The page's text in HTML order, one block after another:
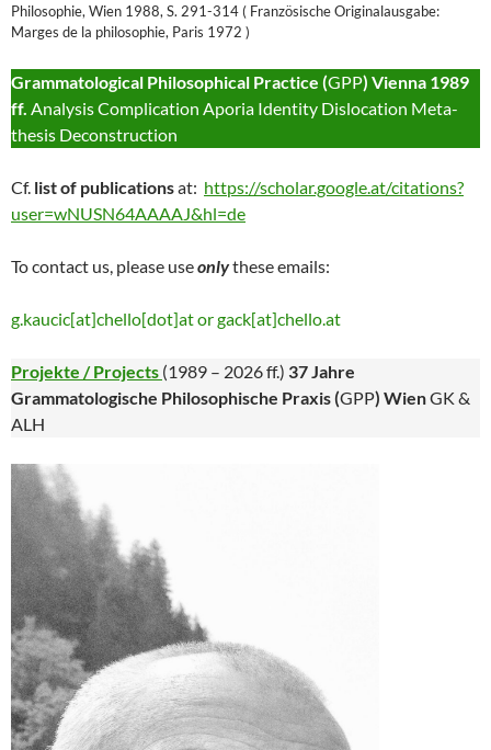
Philosophie, Wien 1988, S. 291-314 ( Französische Originalausgabe:
Marges de la philosophie, Paris 1972 )
Grammatological Philosophical Practice (GPP) Vienna 1989
ff. Analysis Complication Aporia Identity Dislocation Meta-
thesis Deconstruction
Cf. list of publicationsat: https://scholar.google.at/citations?
user=wNUSN64AAAAJ&hl=de
To contact us, please useonlythese emails:
g.kaucic[at]chello[dot]at or gack[at]chello.at
Projekte / Projects (1989 – 2026 ff.) 37 Jahre
Grammatologische Philosophische Praxis (GPP) WienGK &
ALH